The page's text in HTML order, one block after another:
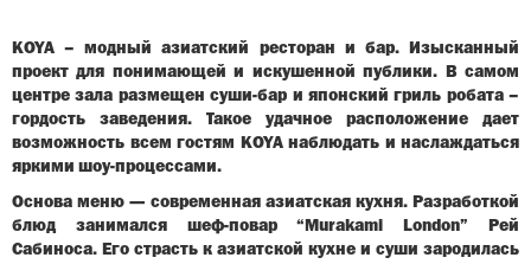
KOYA – модный азиатский ресторан и бар. Изысканный
проект для понимающей и искушенной публики. В самом
центре зала размещен суши-бар и японский гриль робата –
гордость заведения. Такое удачное раcположение дает
возможность всем гостям KOYA наблюдать и наслаждаться
яркими шоу-процессами.
Основа меню — современная азиатская кухня. Разработкой
блюд занимался шеф-повар “Murakami London” Рей
Сабиноса. Его страсть к азиатской кухне и суши зародилась